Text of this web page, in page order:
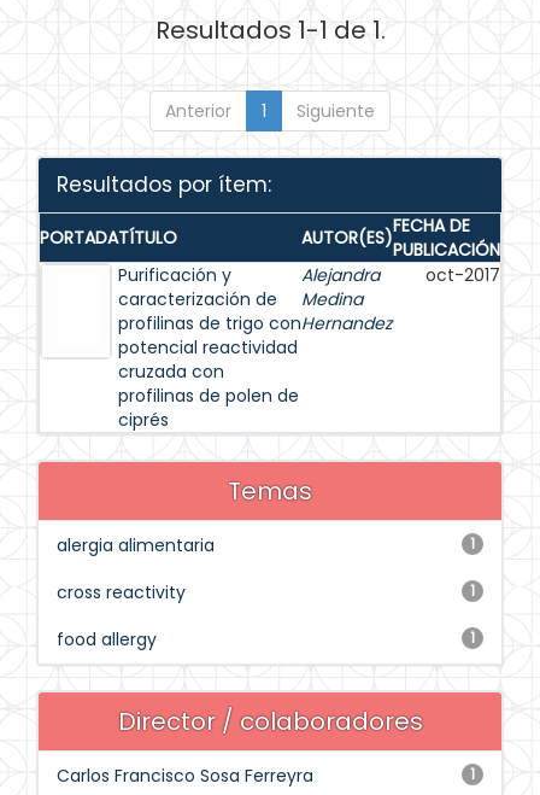
Resultados 1-1 de 1.
Anterior 1 Siguiente
Resultados por ítem:
PORTADATÍTULO AUTOR(ES)FECHA DE
PUBLICACIÓN
Purificación y
caracterización de
profilinas de trigo con
potencial reactividad
cruzada con
profilinas de polen de
ciprés
Alejandra
Medina
Hernandez
oct-2017
Temas
1
alergia alimentaria
1
cross reactivity
1
food allergy
Director / colaboradores
1
Carlos Francisco Sosa Ferreyra